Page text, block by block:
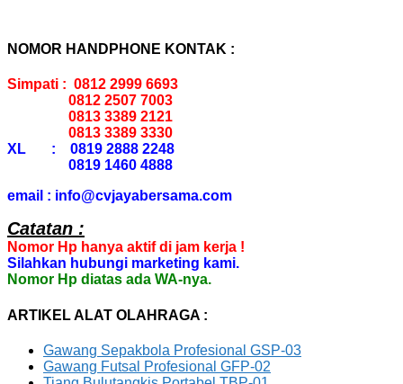
NOMOR HANDPHONE KONTAK :
Simpati : 0812 2999 6693
0812 2507 7003
0813 3389 2121
0813 3389 3330
XL : 0819 2888 2248
0819 1460 4888
email : info@cvjayabersama.com
Catatan :
Nomor Hp hanya aktif di jam kerja !
Silahkan hubungi marketing kami.
Nomor Hp diatas ada WA-nya.
ARTIKEL ALAT OLAHRAGA :
Gawang Sepakbola Profesional GSP-03
Gawang Futsal Profesional GFP-02